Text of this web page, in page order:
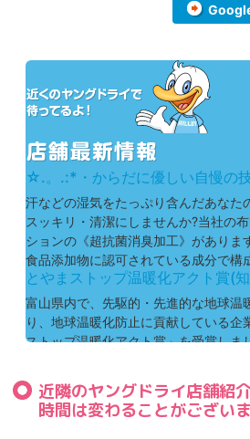
☆.。.:*・からだに優しい自慢の
汗などの湿気をたっぷり含んだあなた
スッキリ・清潔にしませんか?当社の
ションの《超抗菌消臭加工》がありま
食品添加物に認可されている成分で構
とやまストップ温暖化アクト賞(
富山県内で、先駆的・先進的な地球温
り、地球温暖化防止に貢献している企
ストップ温暖化アクト賞」を受賞しま
近隣のヤングドライ店舗紹
時間は変わることがございま